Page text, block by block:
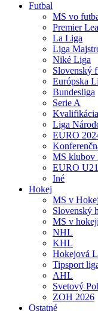
Futbal
MS vo
Premier
La Liga
Liga
Niké Liga
Slovenský
Európska
Bundesliga
Serie A
Liga
EURO
MS klubov
EURO U21
Iné
Hokej
MS v
Slovenský
MS v
NHL
KHL
Hokejová
Tipsport
AHL
Svetový
ZOH 2026
Ostatné